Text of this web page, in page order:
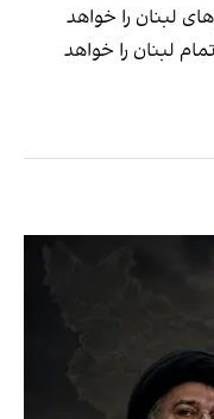
لبنان را خواهد
لبنان را خواهد